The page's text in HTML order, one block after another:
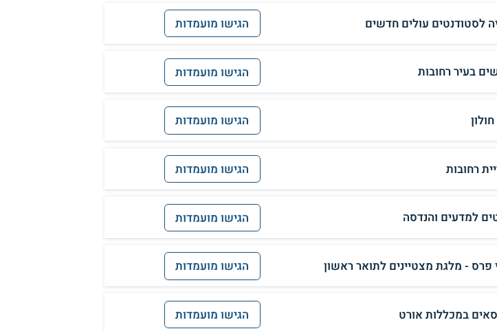
לסטודנטים עולים חדשים הגישו מועמדות
בעיר רחובות הגישו מועמדות
הגישו מועמדות
רחובות הגישו מועמדות
למדעים והנדסה הגישו מועמדות
פרס - מלגת מצטיינים לתואר ראשון הגישו מועמדות
במכללות אורט הגישו מועמדות